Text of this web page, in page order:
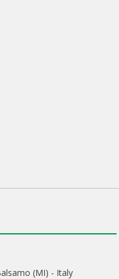
(MI) - Italy